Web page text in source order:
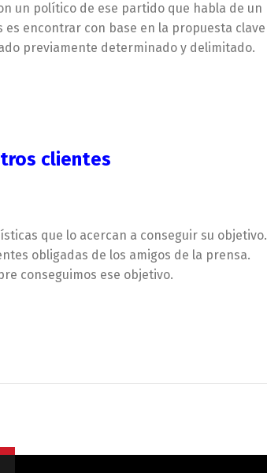
un político de ese partido que habla de un
encontrar con base en la propuesta clave
previamente determinado y delimitado.
clientes
que lo acercan a conseguir su objetivo.
obligadas de los amigos de la prensa.
conseguimos ese objetivo.